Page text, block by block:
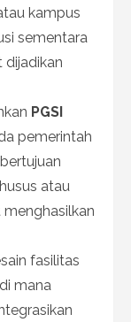
kampus
sementara
dijadikan
PGSI
pemerintah
atau
fasilitas
mana